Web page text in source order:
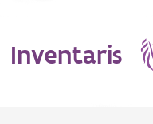
Inventaris